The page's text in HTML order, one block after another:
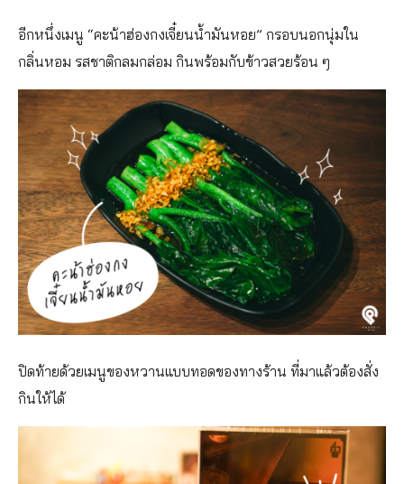
อีกหนึ่งเมนู “คะน้าฮ่องกงเจี๋ยนน้ำมันหอย” กรอบนอกนุ่มใน
กลิ่นหอม รสชาติกลมกล่อม กินพร้อมกับข้าวสวยร้อน ๆ
ปิดท้ายด้วยเมนูของหวานแบบทอดของทางร้าน ที่มาแล้วต้องสั่ง
กินให้ได้